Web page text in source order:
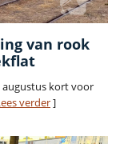
van rook
augustus kort voor
verder]